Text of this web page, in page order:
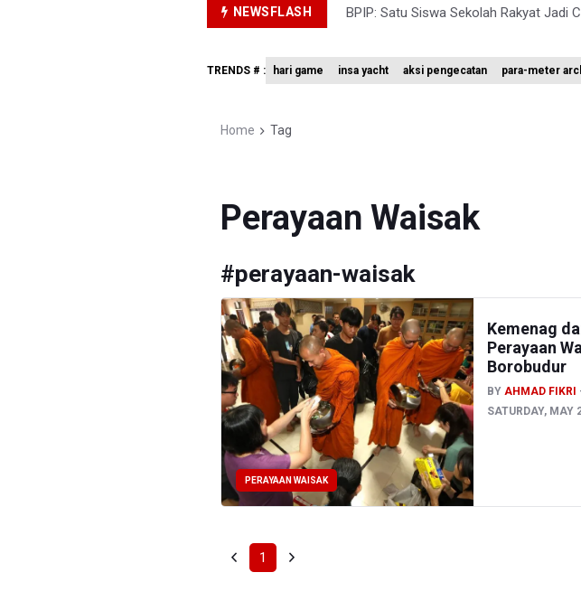
NEWSFLASH
BPIP: Satu Siswa Sekolah Rakyat Jadi
Kemensos Targetkan 150 Ribu Siswa
TRENDS # : hari game insa yacht aksi pengecatan para-meter
Home Tag
Perayaan Waisak
#perayaan-waisak
PERAYAAN WAISAK
Kemenag
Perayaan
Borobudur
BY AHMAD FIKRI
SATURDAY, MAY
1